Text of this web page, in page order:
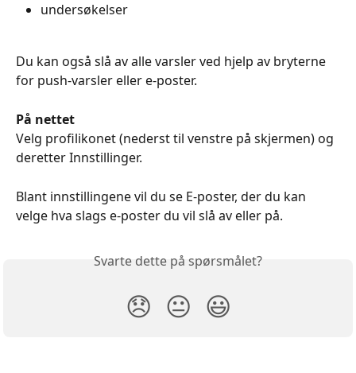
undersøkelser
Du kan også slå av alle varsler ved hjelp av bryterne
for push-varsler eller e-poster.
På nettet
Velg profilikonet (nederst til venstre på skjermen) og
deretter Innstillinger.
Blant innstillingene vil du se E-poster, der du kan
velge hva slags e-poster du vil slå av eller på.
Svarte dette på spørsmålet?
😞 😐 😃